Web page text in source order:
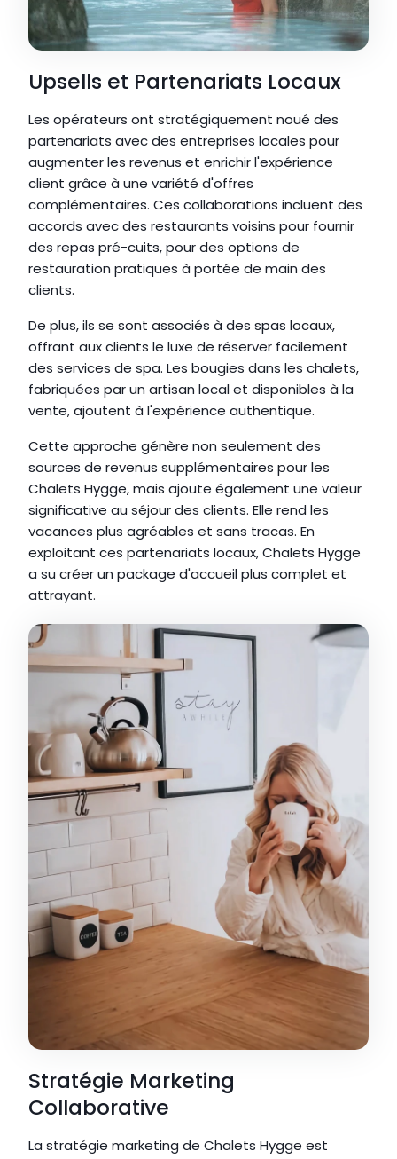
Upsells et Partenariats Locaux
Les opérateurs ont stratégiquement noué des
partenariats avec des entreprises locales pour
augmenter les revenus et enrichir l'expérience
client grâce à une variété d'offres
complémentaires. Ces collaborations incluent des
accords avec des restaurants voisins pour fournir
des repas pré-cuits, pour des options de
restauration pratiques à portée de main des
clients.
De plus, ils se sont associés à des spas locaux,
offrant aux clients le luxe de réserver facilement
des services de spa. Les bougies dans les chalets,
fabriquées par un artisan local et disponibles à la
vente, ajoutent à l'expérience authentique.
Cette approche génère non seulement des
sources de revenus supplémentaires pour les
Chalets Hygge, mais ajoute également une valeur
significative au séjour des clients. Elle rend les
vacances plus agréables et sans tracas. En
exploitant ces partenariats locaux, Chalets Hygge
a su créer un package d'accueil plus complet et
attrayant.
Stratégie Marketing
Collaborative
La stratégie marketing de Chalets Hygge est